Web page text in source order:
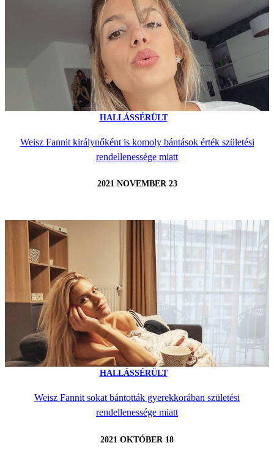
HALLÁSSÉRÜLT
Weisz Fannit királynőként is komoly bántások érték születési
rendellenessége miatt
2021 NOVEMBER 23
HALLÁSSÉRÜLT
Weisz Fannit sokat bántották gyerekkorában születési
rendellenessége miatt
2021 OKTÓBER 18